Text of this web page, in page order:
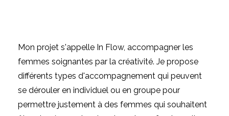
Mon projet s'appelle In Flow, accompagner les
femmes soignantes par la créativité. Je propose
différents types d'accompagnement qui peuvent
se dérouler en individuel ou en groupe pour
permettre justement à des femmes qui souhaitent